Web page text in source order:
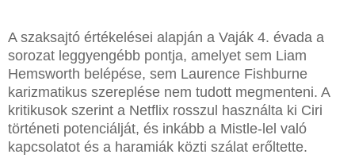
A szaksajtó értékelései alapján a Vaják 4. évada a
sorozat leggyengébb pontja, amelyet sem Liam
Hemsworth belépése, sem Laurence Fishburne
karizmatikus szereplése nem tudott megmenteni. A
kritikusok szerint a Netflix rosszul használta ki Ciri
történeti potenciálját, és inkább a Mistle-lel való
kapcsolatot és a haramiák közti szálat erőltette.